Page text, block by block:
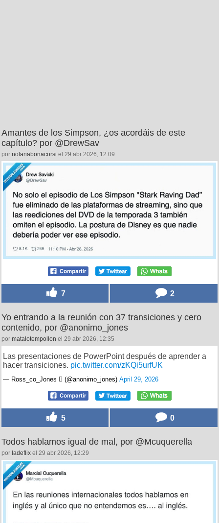
Amantes de los Simpson, ¿os acordáis de este
capítulo? por @DrewSav
por nolanabonacorsi el 29 abr 2026, 12:09
7 2
Yo entrando a la reunión con 37 transiciones y cero
contenido, por @anonimo_jones
por matalotempollon el 29 abr 2026, 12:35
Las presentaciones de PowerPoint después de aprender a
hacer transiciones. pic.twitter.com/zKQi5urfUK
— Ross_co_Jones  (@anonimo_jones) April 29, 2026
5 0
Todos hablamos igual de mal, por @Mcuquerella
por ladeflix el 29 abr 2026, 12:29